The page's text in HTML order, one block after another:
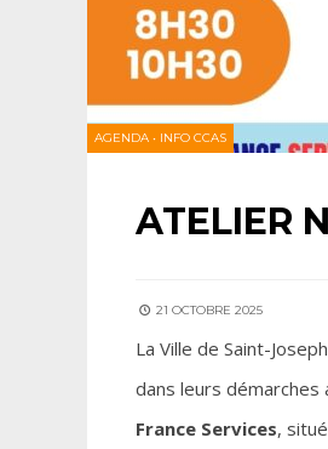
AGENDA • INFO CCAS
ATELIER
21 OCTOBRE 2025
La Ville de Saint-
dans leurs démarches
France Services,